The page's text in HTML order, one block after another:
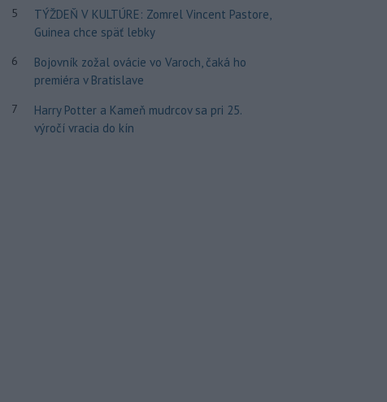
5
TÝŽDEŇ V KULTÚRE: Zomrel Vincent Pastore,
Guinea chce späť lebky
6
Bojovník zožal ovácie vo Varoch, čaká ho
premiéra v Bratislave
7
Harry Potter a Kameň mudrcov sa pri 25.
výročí vracia do kín